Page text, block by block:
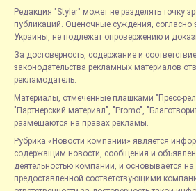
Редакция "Styler" может не разделять точку
публикаций. Оценочные суждения, согласно
Украины, не подлежат опровержению и
За достоверность, содержание и
законодательства рекламных материалов
рекламодатель.
Материалы, отмеченные плашками "Пресс-
"Партнерский материал", "Promo",
размещаются на правах рекламы.
Рубрика «Новости компаний» является
содержащим новости, сообщения и
деятельностью компаний, и основывается
предоставленной соответствующими